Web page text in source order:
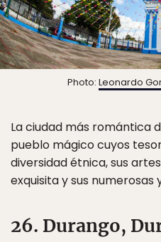
Photo: Leonardo
La ciudad más romántica
pueblo mágico cuyos
diversidad étnica, sus
exquisita y sus
26. Durango,